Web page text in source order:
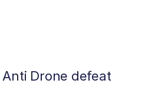
Drone defeat